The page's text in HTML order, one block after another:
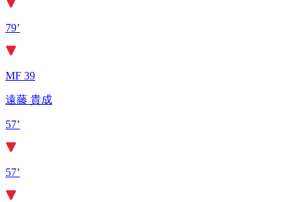
79’
MF 39
遠藤 貴成
57’
57’